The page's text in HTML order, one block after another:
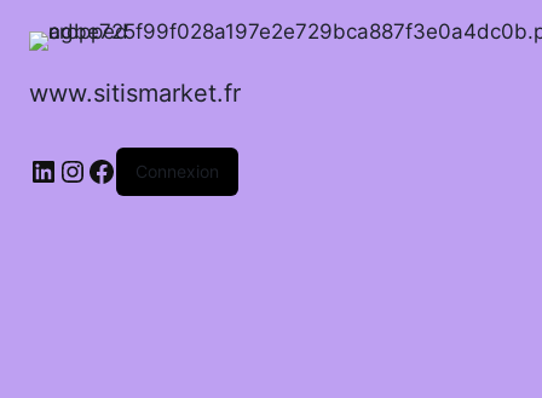
www.sitismarket.fr
LinkedIn
Instagram
Facebook
Connexion